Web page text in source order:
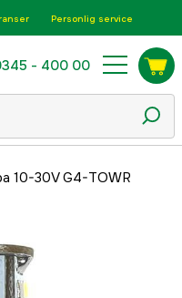
Personlig service
- 400 00
10-30V G4-TOWR